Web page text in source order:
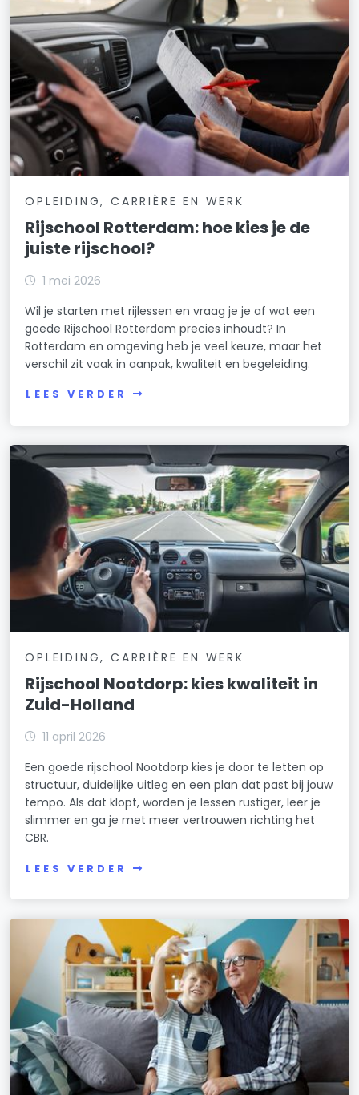
OPLEIDING, CARRIÈRE EN WERK
Rijschool Rotterdam: hoe kies je de
juiste rijschool?
1 mei 2026
Wil je starten met rijlessen en vraag je je af wat een
goede Rijschool Rotterdam precies inhoudt? In
Rotterdam en omgeving heb je veel keuze, maar het
verschil zit vaak in aanpak, kwaliteit en begeleiding.
LEES VERDER
OPLEIDING, CARRIÈRE EN WERK
Rijschool Nootdorp: kies kwaliteit in
Zuid-Holland
11 april 2026
Een goede rijschool Nootdorp kies je door te letten op
structuur, duidelijke uitleg en een plan dat past bij jouw
tempo. Als dat klopt, worden je lessen rustiger, leer je
slimmer en ga je met meer vertrouwen richting het
CBR.
LEES VERDER